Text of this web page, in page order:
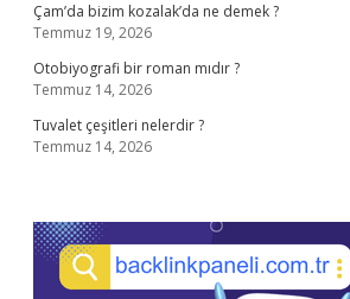
Çam’da bizim kozalak’da ne demek ?
Temmuz 19, 2026
Otobiyografi bir roman mıdır ?
Temmuz 14, 2026
Tuvalet çeşitleri nelerdir ?
Temmuz 14, 2026